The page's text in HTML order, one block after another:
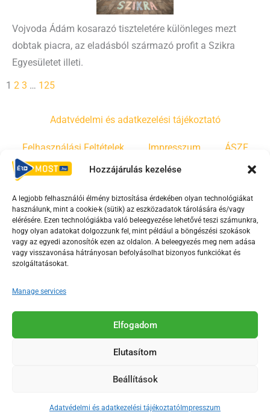
Hozzájárulás kezelése
A legjobb felhasználói élmény biztosítása érdekében olyan technológiákat
használunk, mint a cookie-k (sütik) az eszközadatok tárolására és/vagy
elérésére. Ezen technológiákba való beleegyezése lehetővé teszi számunkra,
hogy olyan adatokat dolgozzunk fel, mint például a böngészési szokások
vagy az egyedi azonosítók ezen az oldalon. A beleegyezés meg nem adása
vagy visszavonása hátrányosan befolyásolhat bizonyos funkciókat és
szolgáltatásokat.
Manage services
Elfogadom
Elutasítom
Beállítások
Adatvédelmi és adatkezelési tájékoztató Impresszum
Vojvoda Ádám kosarazó tiszteletére különleges mezt
dobtak piacra, az eladásból származó profit a Szikra
Egyesületet illeti.
1 2 3 … 125
Adatvédelmi és adatkezelési tájékoztató
Felhasználási Feltételek Impresszum ÁSZF
Irányelvek Moderálási szabályzat
F
a
c
e
o
o
-
Y
o
u
t
b
e
s
r
T
i
k
Az Érd Média médiaszolgáltatási tevékenységét a
Médiatanács a Magyar Média Mecenatúra program
2018-2026. © Minden jog fenntartva, Érd Megyei Jogú Város